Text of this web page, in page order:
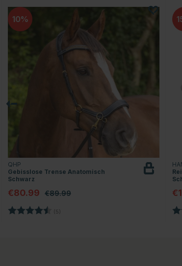
10
QHP
Gebisslose Trense Anatomisch
Schwarz
€80.99 €89.99
Bewertung: (5)